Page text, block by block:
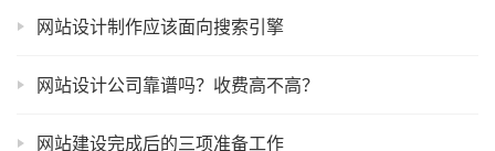
网站设计制作应该面向搜索引擎
网站设计公司靠谱吗？收费高不高？
网站建设完成后的三项准备工作